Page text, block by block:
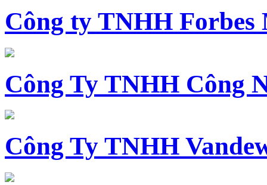
Công ty TNHH
Công Ty TNHH Công
Công Ty TNHH